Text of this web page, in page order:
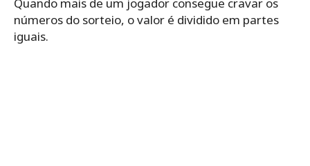
Quando mais de um jogador consegue cravar os
números do sorteio, o valor é dividido em partes
iguais.